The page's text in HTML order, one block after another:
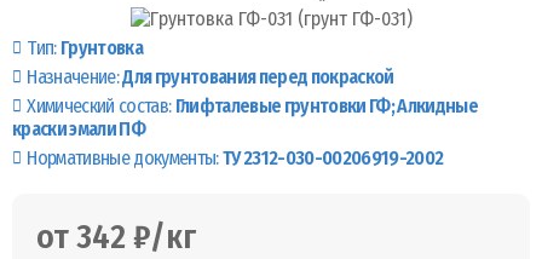
Тип: Грунтовка
Назначение:Для грунтования перед покраской
Химический состав: Глифталевые грунтовки ГФ Алкидные
краски эмали ПФ
Нормативные документы:ТУ 2312-030-00206919-2002
от 342 ₽/кг